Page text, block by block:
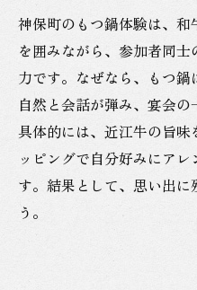
神保町のもつ鍋体験は、
を囲みながら、参加者同
力です。なぜなら、もつ
自然と会話が弾み、宴会の
具体的には、近江牛の旨味
ッピングで自分好みにア
す。結果として、思い出に
う。